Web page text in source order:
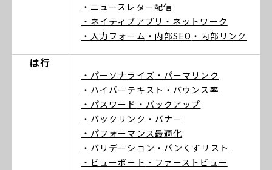
・ニュースレター配信
・ネイティブアプリ ・ネットワーク
・入力フォーム ・内部SEO ・内部リンク
は行
・パーソナライズ ・パーマリンク
・ハイパーテキスト ・バウンス率
・パスワード ・バックアップ
・バックリンク ・バナー
・パフォーマンス最適化
・バリデーション ・パンくずリスト
・ビューポート ・ファーストビュー